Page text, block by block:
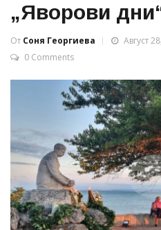
„Яворови
От Соня Георгиева
Август
0 Comments